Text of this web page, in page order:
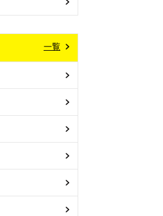
一覧